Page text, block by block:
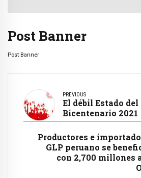
Post Banner
Post Banner
PREVIOUS
El débil Estado del
Bicentenario 2021
Productores e
GLP peruano se
con 2,700 millones